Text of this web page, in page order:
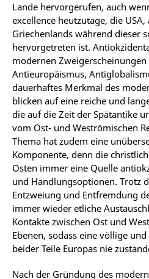
Lande hervorgerufen, auch
excellence heutzutage, die
Griechenlands während dieser
hervorgetreten ist.
modernen
Antieuropäismus,
dauerhaftes Merkmal des
blicken auf eine reiche und
die auf die Zeit der Spätantike
vom Ost- und Weströmischen
Thema hat zudem eine
Komponente, denn die
Osten immer eine Quelle
und Handlungsoptionen. Trotz
Entzweiung und Entfremdung
immer wieder etliche
Kontakte zwischen Ost und
Ebenen, sodass eine völlige
beider Teile Europas nie
Nach der Gründung des